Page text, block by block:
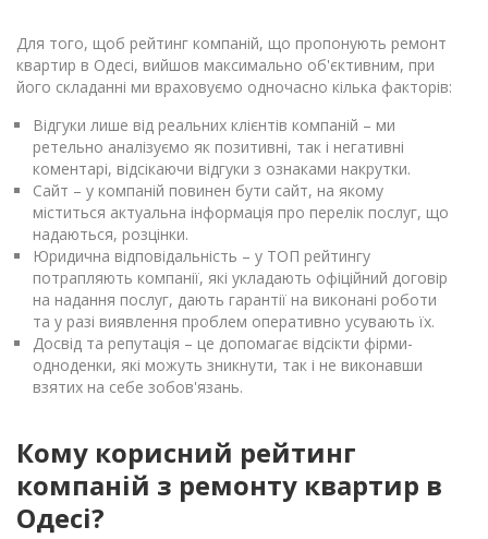
Для того, щоб рейтинг компаній, що пропонують ремонт
квартир в Одесі, вийшов максимально об'єктивним, при
його складанні ми враховуємо одночасно кілька факторів:
Відгуки лише від реальних клієнтів компаній – ми
ретельно аналізуємо як позитивні, так і негативні
коментарі, відсікаючи відгуки з ознаками накрутки.
Сайт – у компаній повинен бути сайт, на якому
міститься актуальна інформація про перелік послуг, що
надаються, розцінки.
Юридична відповідальність – у ТОП рейтингу
потрапляють компанії, які укладають офіційний договір
на надання послуг, дають гарантії на виконані роботи
та у разі виявлення проблем оперативно усувають їх.
Досвід та репутація – це допомагає відсікти фірми-
одноденки, які можуть зникнути, так і не виконавши
взятих на себе зобов'язань.
Кому корисний рейтинг
компаній з ремонту квартир в
Одесі?